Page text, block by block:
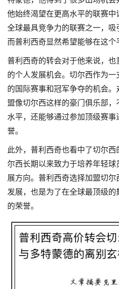
他始终渴望在更高水平的联赛
全球最具竞争力的联赛之一，吸
而普利西奇显然希望能够在这个
普利西奇的转会对于他来说，
的个人发展机会。切尔西作为
的国际赛事和冠军争夺的机会
盟像切尔西这样的豪门俱乐部
水平，还能够通过参加顶级赛
誉。
此外，普利西奇也看中了切尔
尔西长期以来致力于培养年轻
展方向。普利西奇选择加盟切
发展，也是为了在全球最顶级
的荣誉。